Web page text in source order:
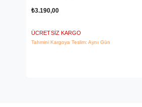
₺3.190,00
ÜCRETSIZ KARGO
Tahmini Kargoya Teslim: Aynı Gün